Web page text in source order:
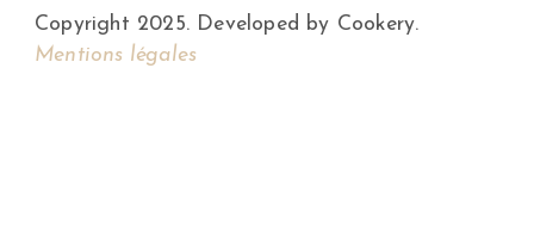
Copyright 2025. Developed by Cookery.
Mentions légales